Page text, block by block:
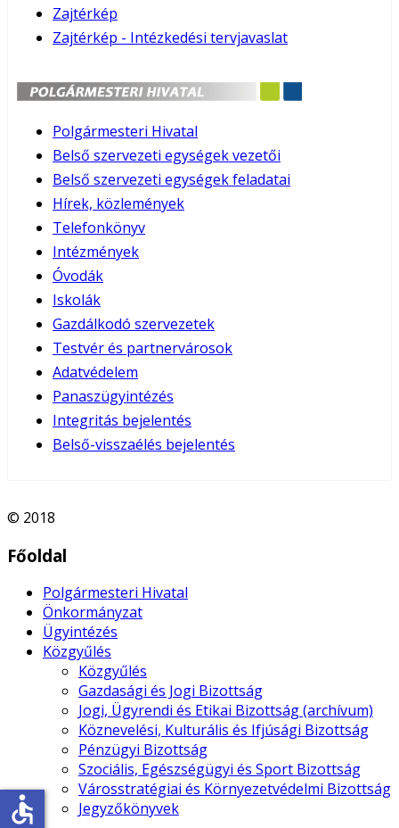
Zajtérkép
Zajtérkép - Intézkedési tervjavaslat
Polgármesteri Hivatal
Belső szervezeti egységek vezetői
Belső szervezeti egységek feladatai
Hírek, közlemények
Telefonkönyv
Intézmények
Óvodák
Iskolák
Gazdálkodó szervezetek
Testvér és partnervárosok
Adatvédelem
Panaszügyintézés
Integritás bejelentés
Belső-visszaélés bejelentés
© 2018
Főoldal
Polgármesteri Hivatal
Önkormányzat
Ügyintézés
Közgyűlés
Közgyűlés
Gazdasági és Jogi Bizottság
Jogi, Ügyrendi és Etikai Bizottság (archívum)
Köznevelési, Kulturális és Ifjúsági Bizottság
Pénzügyi Bizottság
Szociális, Egészségügyi és Sport Bizottság
Városstratégiai és Környezetvédelmi Bizottság
Jegyzőkönyvek
accessible